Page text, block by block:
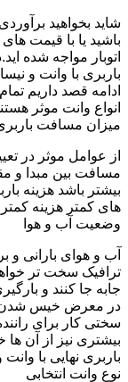
شاید بخواهید
باشید یا با قیمت
اتوبار مواجه شده
باربری با وانت و
ادامه قصد داریم
انواع وانت موثر
میزان مسافت
از عوامل موثر در
مسافت بین مبدا و
بیشتر باشد هزینه
های کمتر هزینه
وضعیت آب و هوا
آب و هوای بارانی و
ترافیک سخت تر خواهد
جابه جا کنند و
در معرض خیس شدن
سختی کار برای
بیشتری نیز از آن
باربری نهایی با
نوع وانت انتخابی